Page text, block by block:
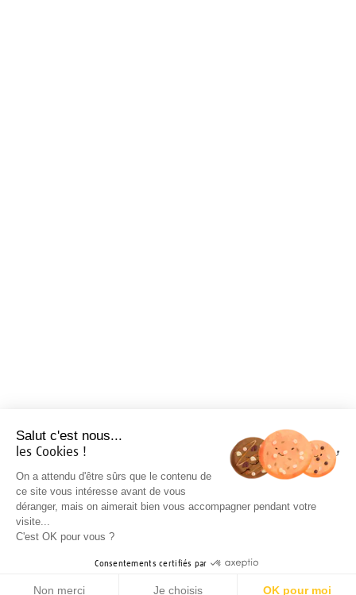
Salut c'est nous...
les Cookies !
On a attendu d'être sûrs que le contenu de
ce site vous intéresse avant de vous
déranger, mais on aimerait bien vous accompagner pendant votre
visite...
C'est OK pour vous ?
Consentements certifiés par
Non merci Je choisis OK pour moi